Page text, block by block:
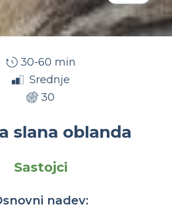
30-60 min
Srednje
30
slana oblanda
Sastojci
nadev: